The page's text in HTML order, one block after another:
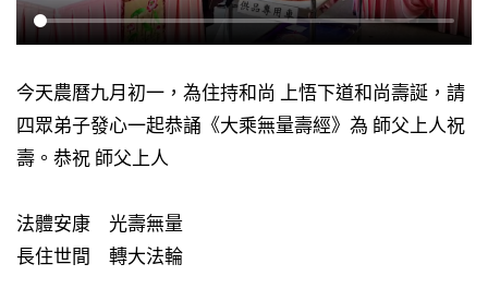
今天農曆九月初一，為住持和尚 上悟下道和尚壽誕，請
四眾弟子發心一起恭誦《大乘無量壽經》為 師父上人祝
壽。恭祝 師父上人
法體安康 光壽無量
長住世間 轉大法輪